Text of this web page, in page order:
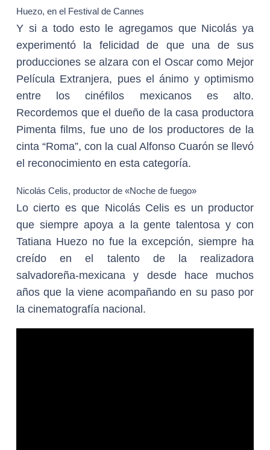
Huezo, en el Festival de Cannes
Y si a todo esto le agregamos que Nicolás ya
experimentó la felicidad de que una de sus
producciones se alzara con el Oscar como Mejor
Película Extranjera, pues el ánimo y optimismo
entre los cinéfilos mexicanos es alto.
Recordemos que el dueño de la casa productora
Pimenta films, fue uno de los productores de la
cinta “Roma”, con la cual Alfonso Cuarón se llevó
el reconocimiento en esta categoría.
Nicolás Celis, productor de «Noche de fuego»
Lo cierto es que Nicolás Celis es un productor
que siempre apoya a la gente talentosa y con
Tatiana Huezo no fue la excepción, siempre ha
creído en el talento de la realizadora
salvadoreña-mexicana y desde hace muchos
años que la viene acompañando en su paso por
la cinematografía nacional.